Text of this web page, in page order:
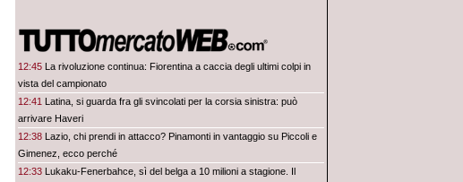
12:45 La rivoluzione continua: Fiorentina a caccia degli ultimi colpi in
vista del campionato
12:41 Latina, si guarda fra gli svincolati per la corsia sinistra: può
arrivare Haveri
12:38 Lazio, chi prendi in attacco? Pinamonti in vantaggio su Piccoli e
Gimenez, ecco perché
12:33 Lukaku-Fenerbahce, sì del belga a 10 milioni a stagione. Il